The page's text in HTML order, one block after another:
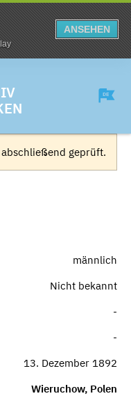
ANSEHEN
geprüft.
männlich
Nicht bekannt
-
-
13. Dezember 1892
Wieruchow, Polen